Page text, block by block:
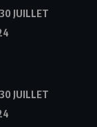
30 JUILLET
30 JUILLET